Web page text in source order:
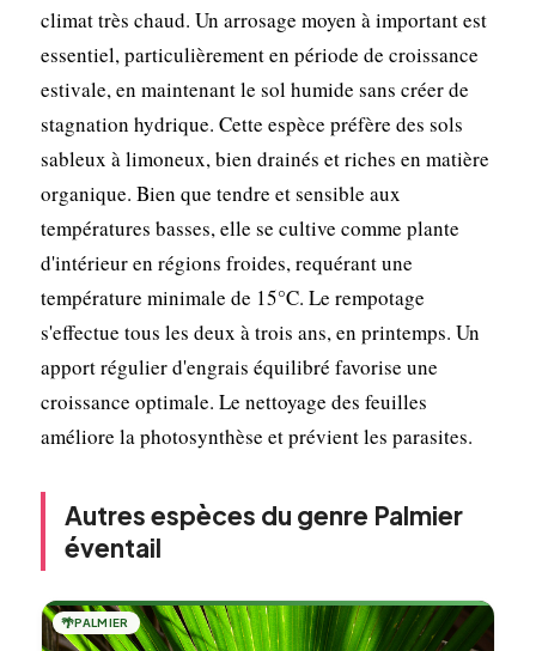
climat très chaud. Un arrosage moyen à important est
essentiel, particulièrement en période de croissance
estivale, en maintenant le sol humide sans créer de
stagnation hydrique. Cette espèce préfère des sols
sableux à limoneux, bien drainés et riches en matière
organique. Bien que tendre et sensible aux
températures basses, elle se cultive comme plante
d'intérieur en régions froides, requérant une
température minimale de 15°C. Le rempotage
s'effectue tous les deux à trois ans, en printemps. Un
apport régulier d'engrais équilibré favorise une
croissance optimale. Le nettoyage des feuilles
améliore la photosynthèse et prévient les parasites.
Autres espèces du genre Palmier
éventail
🌴PALMIER